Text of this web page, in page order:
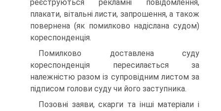
реєструються рекламні повідомлення,
плакати, вітальні листи, запрошення, а також
повернена (як помилково надіслана судом)
кореспонденція.
Помилково доставлена суду
кореспонденція пересилається за
належністю разом із супровідним листом за
підписом голови суду чи його заступника.
Позовні заяви, скарги та інші матеріали і